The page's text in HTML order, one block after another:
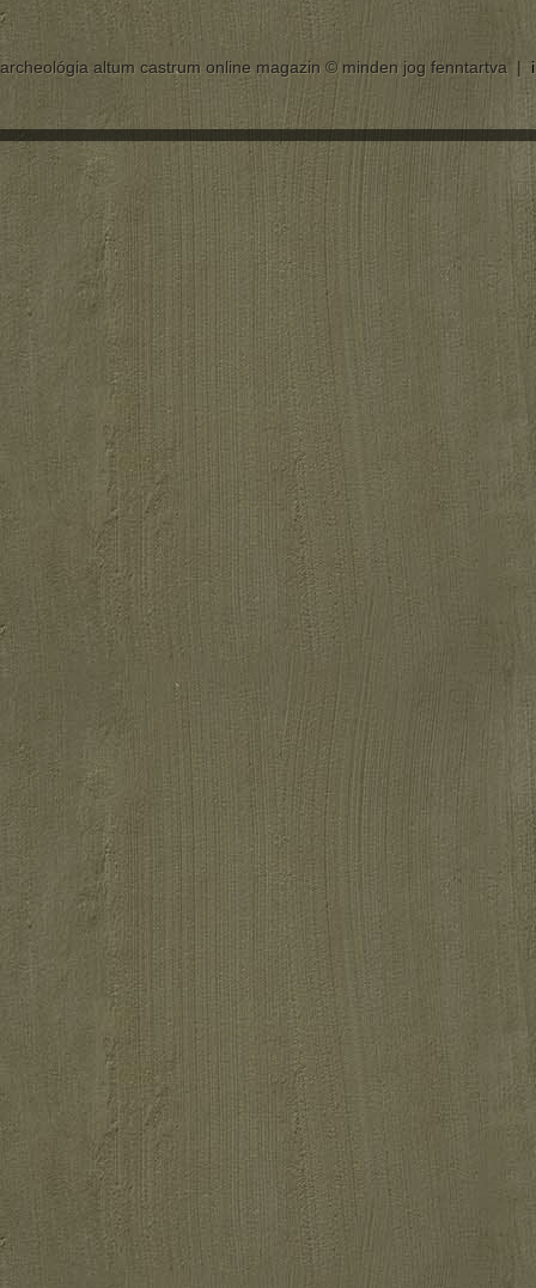
archeológia altum castrum online magazin © minden jog fenntartva |